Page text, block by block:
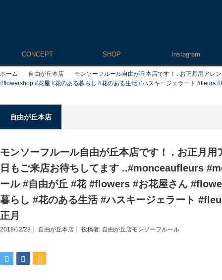
CONCEPT SHOP Instagram
ホーム 自由が丘本店
モンソーフルール自由が丘本店です！ . お正月用アレ
#flowershop #花屋 #花のある暮らし #花のある生活 #ハスキージェラート #fleurs
自由が丘本店
モンソーフルール自由が丘本店です！ . お正月用
日もご来店お待ちしてます ..#monceaufleurs
ール #自由が丘 #花 #flowers #お花屋さん
暮らし #花のある生活 #ハスキージェラート
正月
2018/12/28 自由が丘本店 投稿者: 自由が丘店モンソーフルール